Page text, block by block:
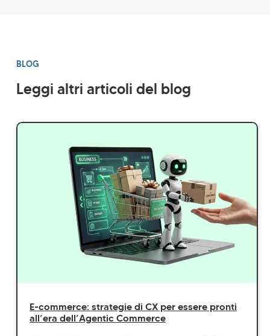
BLOG
Leggi altri articoli del blog
E-commerce: strategie di CX per essere pronti
all’era dell’Agentic Commerce